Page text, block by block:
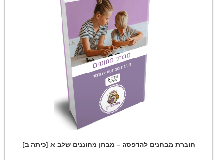
חוברת מבחנים להדפסה – מבחן מחוננים שלב א [כיתה ב]